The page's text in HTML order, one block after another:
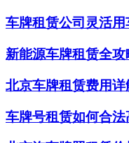
车牌租赁公司灵活
新能源车牌租赁全
北京车牌租赁费用
车牌号租赁如何合